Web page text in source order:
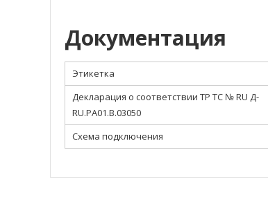
Документация
Этикетка
Декларация о соответствии ТР ТС № RU Д-
RU.РА01.В.03050
Схема подключения